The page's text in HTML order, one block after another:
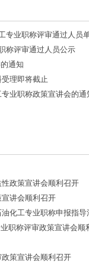
专业职称评审通过人员
称评审通过人员公示
通知
受理即将截止
专业职称政策宣讲会的通
性政策宣讲会顺利召开
宣讲会顺利召开
化工专业职称申报指导
职称评审政策宣讲会顺
政策宣讲会顺利召开